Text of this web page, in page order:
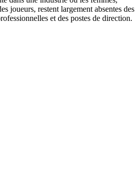
joueurs, restent largement absentes des
et des postes de direction.